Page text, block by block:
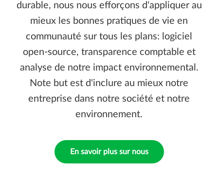
durable, nous nous efforçons d'appliquer au
mieux les bonnes pratiques de vie en
communauté sur tous les plans: logiciel
open-source, transparence comptable et
analyse de notre impact environnemental.
Note but est d'inclure au mieux notre
entreprise dans notre société et notre
environnement.
En savoir plus sur nous